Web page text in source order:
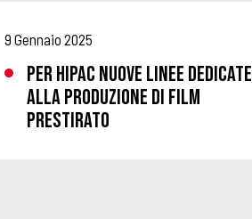
9 Gennaio 2025
Per HIPAC nuove linee dedicate
alla produzione di film
prestirato